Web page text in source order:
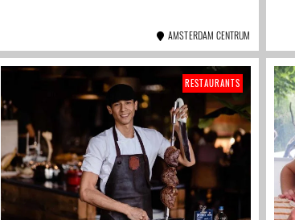
AMSTERDAM CENTRUM
RESTAURANTS